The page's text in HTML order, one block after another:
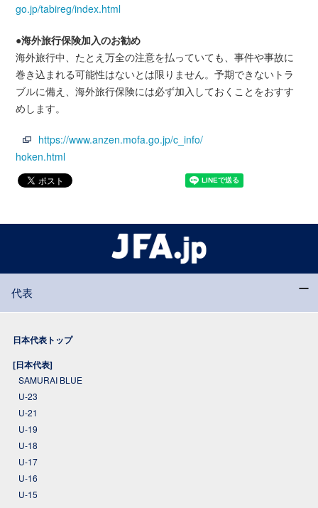
go.jp/tabireg/index.html
●海外旅行保険加入のお勧め
海外旅行中、たとえ万全の注意を払っていても、事件や事故に
巻き込まれる可能性はないとは限りません。予期できないトラ
ブルに備え、海外旅行保険には必ず加入しておくことをおすす
めします。
https://www.anzen.mofa.go.jp/c_info/
hoken.html
代表
日本代表トップ
[日本代表]
SAMURAI BLUE
U-23
U-21
U-19
U-18
U-17
U-16
U-15